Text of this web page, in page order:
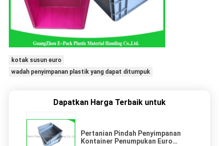
kotak susun euro
wadah penyimpanan plastik yang dapat ditumpuk
Dapatkan Harga Terbaik untuk
Pertanian Pindah Penyimpanan
Kontainer Penumpukan Euro